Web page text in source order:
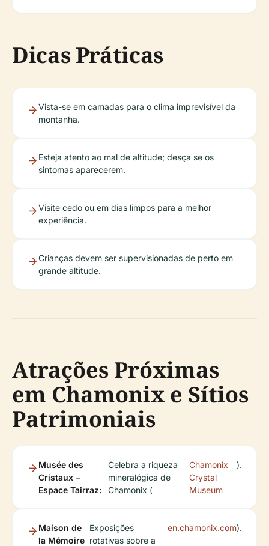
Dicas Práticas
Vista-se em camadas para o clima imprevisível da
montanha.
Esteja atento ao mal de altitude; desça se os
sintomas aparecerem.
Visite cedo ou em dias limpos para a melhor
experiência.
Crianças devem ser supervisionadas de perto em
grande altitude.
Atrações Próximas
em Chamonix e Sítios
Patrimoniais
Musée des
Cristaux –
Espace Tairraz:
Celebra a riqueza
mineralógica de
Chamonix (
Chamonix
Crystal
Museum
).
Maison de
la Mémoire
Exposições
rotativas sobre a
en.chamonix.com).